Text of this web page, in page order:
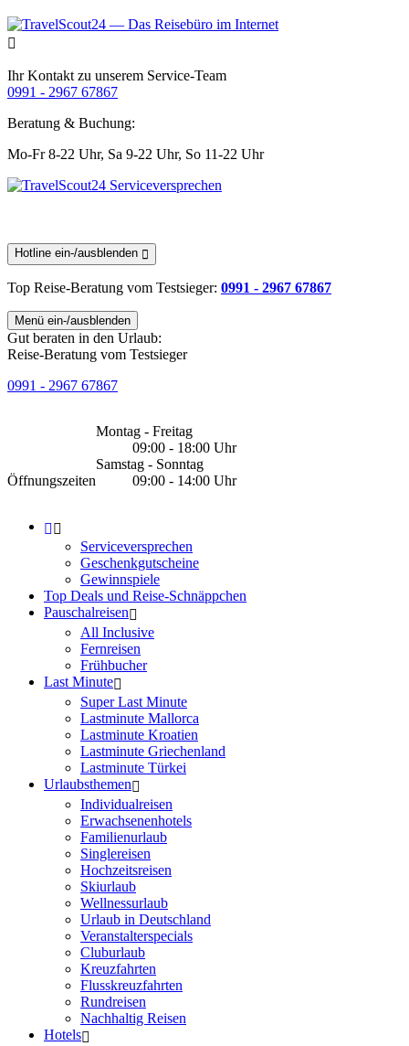
Ihr Kontakt zu unserem Service-Team
0991 - 2967 67867
Beratung & Buchung:
Mo-Fr 8-22 Uhr, Sa 9-22 Uhr, So 11-22 Uhr
Hotline ein-/ausblenden
Top Reise-Beratung vom Testsieger: 0991 - 2967 67867
Menü ein-/ausblenden
Gut beraten in den Urlaub:
Reise-Beratung vom Testsieger
0991 - 2967 67867
Öffnungszeiten
Montag - Freitag
09:00 - 18:00 Uhr
Samstag - Sonntag
09:00 - 14:00 Uhr
Serviceversprechen
Geschenkgutscheine
Gewinnspiele
Top Deals und Reise-Schnäppchen
Pauschalreisen
All Inclusive
Fernreisen
Frühbucher
Last Minute
Super Last Minute
Lastminute Mallorca
Lastminute Kroatien
Lastminute Griechenland
Lastminute Türkei
Urlaubsthemen
Individualreisen
Erwachsenenhotels
Familienurlaub
Singlereisen
Hochzeitsreisen
Skiurlaub
Wellnessurlaub
Urlaub in Deutschland
Veranstalterspecials
Cluburlaub
Kreuzfahrten
Flusskreuzfahrten
Rundreisen
Nachhaltig Reisen
Hotels